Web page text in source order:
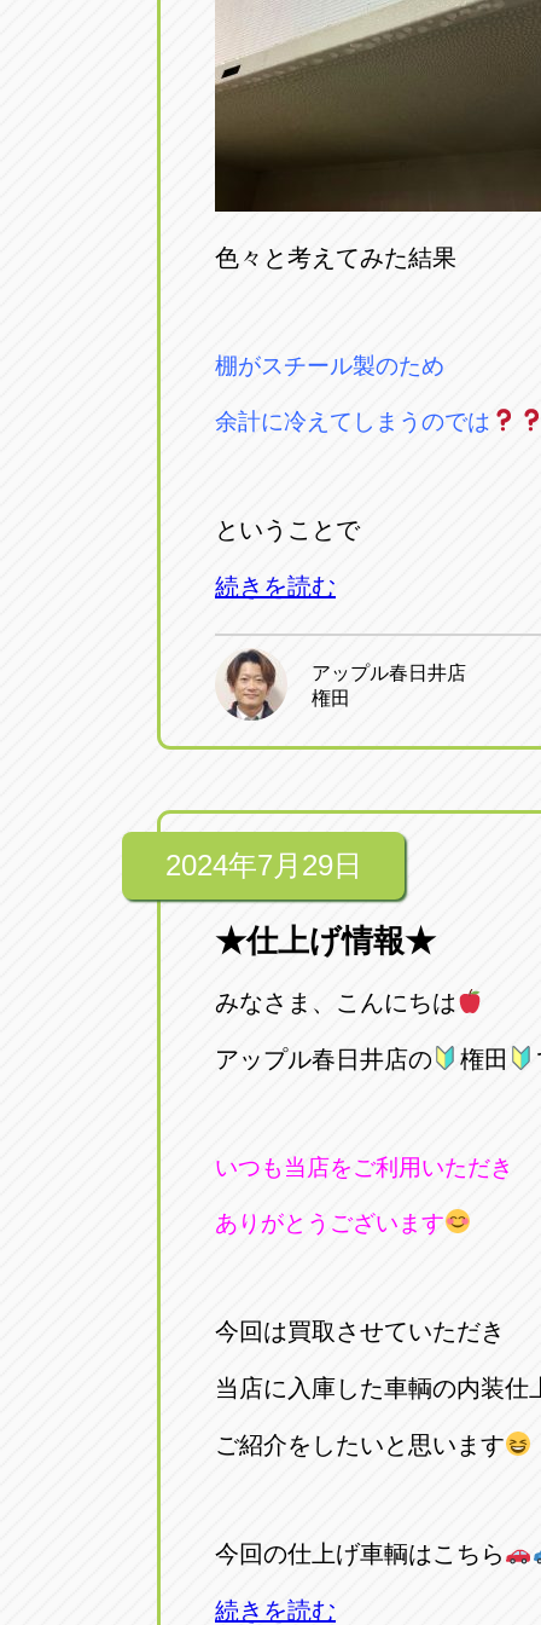
色々と考えてみた結果
棚がスチール製のため
余計に冷えてしまうのでは
ということで
続きを読む
アップル春日井店
権田
2024年7月29日
★仕上げ情報★
みなさま、こんにちは
アップル春日井店の 権田
いつも当店をご利用いただき
ありがとうございます
今回は買取させていただき
当店に入庫した車輌の内装仕
ご紹介をしたいと思います
今回の仕上げ車輌はこちら
続きを読む